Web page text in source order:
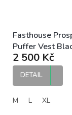
Fasthouse
Puffer Vest
vesta
2 500 Kč
DETAIL
M L XL